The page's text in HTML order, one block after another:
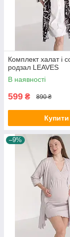
Комплект халат і
родзал LEAVES
В наявності
599 ₴ 890 ₴
Купити
–9%